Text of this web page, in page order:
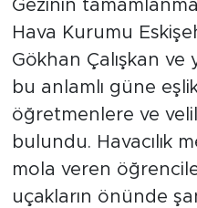
Gezinin
Hava Kurumu
Gökhan Çalışkan
bu anlamlı güne
öğretmenlere ve
bulundu. Havacılık
mola veren
uçakların önünde